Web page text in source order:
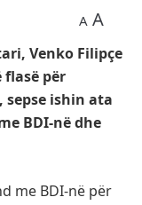
A A
Venko Filipçe
për
sepse ishin ata
BDI-në dhe
me BDI-në për